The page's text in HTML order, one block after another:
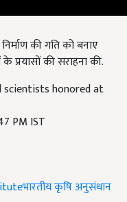
निर्माण की गति को बनाए
प्रयासों की सराहना की.
scientists honored at
PM IST
​​​​​​​भारतीय कृषि अनुसंधान